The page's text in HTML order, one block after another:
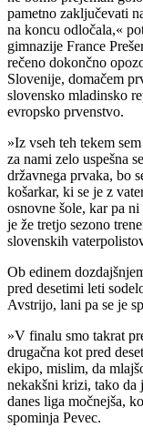
pametno zaključevati
na koncu odločala,«
gimnazije France
rečeno dokončno
Slovenije, domačem
slovensko mladinsko
evropsko prvenstvo.
»Iz vseh teh tekem
za nami zelo uspešna
državnega prvaka, bo
košarkar, ki se je z
osnovne šole, kar pa
je že tretjo sezono
slovenskih
Ob edinem
pred desetimi leti
Avstrijo, lani pa se je
»V finalu smo takrat
drugačna kot pred
ekipo, mislim, da
nekakšni krizi, tako da
danes liga močnejša,
spominja Pevec.